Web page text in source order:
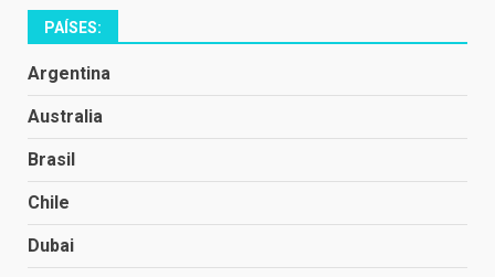
PAÍSES:
Argentina
Australia
Brasil
Chile
Dubai